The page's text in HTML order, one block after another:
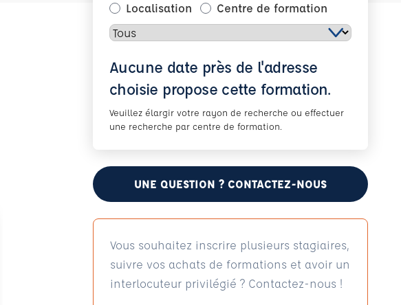
Localisation Centre de formation
Aucune date près de l'adresse
choisie propose cette formation.
Veuillez élargir votre rayon de recherche ou effectuer
une recherche par centre de formation.
UNE QUESTION ? CONTACTEZ-NOUS
Vous souhaitez inscrire plusieurs stagiaires,
suivre vos achats de formations et avoir un
interlocuteur privilégié ? Contactez-nous !